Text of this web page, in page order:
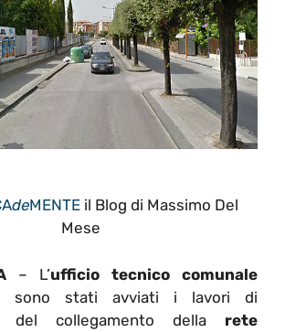
deMENTE il Blog di Massimo Del
Mese
– L’ufficio tecnico comunale
sono stati avviati i lavori di
del collegamento della rete